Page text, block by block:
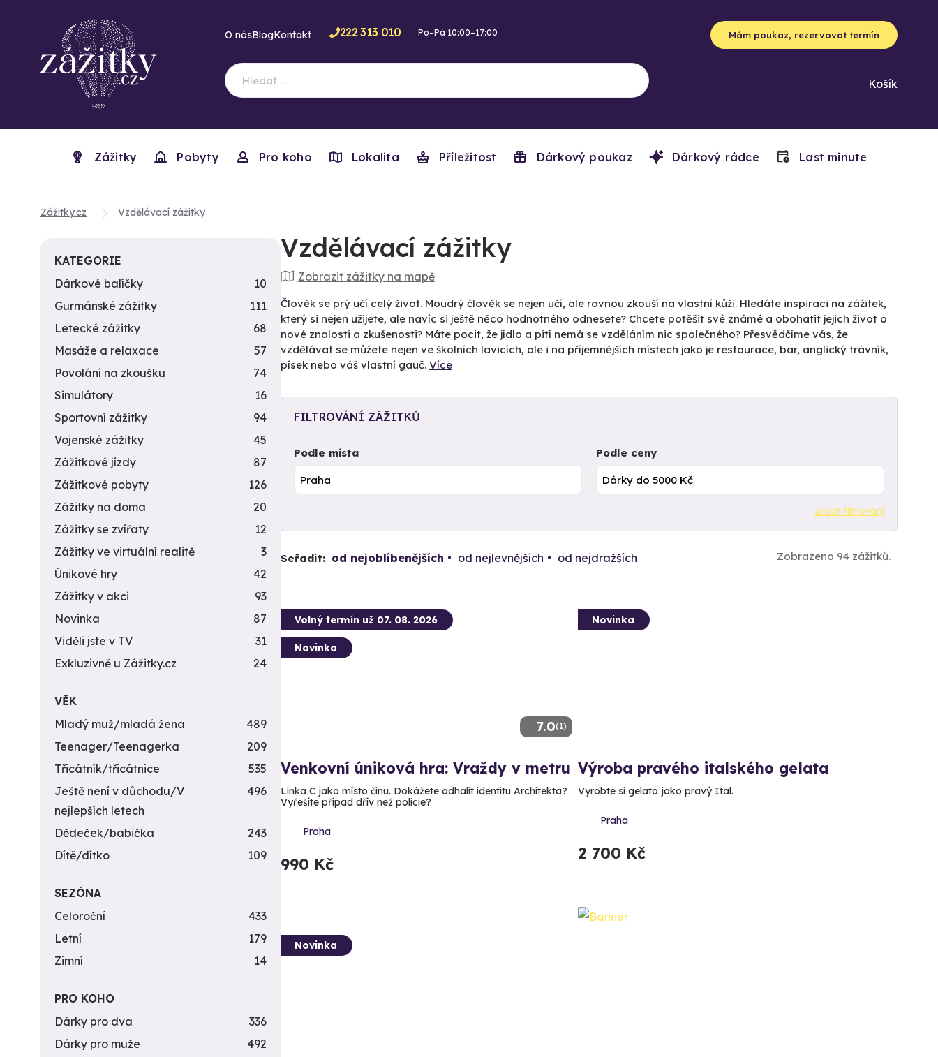
O násBlogKontakt 222 313 010 Po–Pá 10:00–17:00 Mám poukaz, rezervovat termín
Košík
Zážitky Pobyty Pro koho Lokalita Příležitost Dárkový poukaz Dárkový rádce Last minute
Zážitky.cz Vzdělávací zážitky
Vzdělávací zážitky
Zobrazit zážitky na mapě
Člověk se prý učí celý život. Moudrý člověk se nejen učí, ale rovnou zkouší na vlastní kůži. Hledáte inspiraci na zážitek,
který si nejen užijete, ale navíc si ještě něco hodnotného odnesete? Chcete potěšit své známé a obohatit jejich život o
nové znalosti a zkušenosti? Máte pocit, že jídlo a pití nemá se vzděláním nic společného? Přesvědčíme vás, že
vzdělávat se můžete nejen ve školních lavicích, ale i na příjemnějších místech jako je restaurace, bar, anglický trávník,
písek nebo váš vlastní gauč. Více
FILTROVÁNÍ ZÁŽITKŮ
Podle místa Podle ceny
Zrušit filtrování
Seřadit: od nejoblíbenějších od nejlevnějších od nejdražších Zobrazeno 94 zážitků.
7.0(1)
Volný termín už 07. 08. 2026
Novinka
Venkovní úniková hra: Vraždy v metru
Linka C jako místo činu. Dokážete odhalit identitu Architekta?
Vyřešíte případ dřív než policie?
Praha
990 Kč
Novinka
Výroba pravého italského gelata
Vyrobte si gelato jako pravý Ital.
Praha
2 700 Kč
Novinka
KATEGORIE
Dárkové balíčky
10
Gurmánské zážitky
111
Letecké zážitky
68
Masáže a relaxace
57
Povolání na zkoušku
74
Simulátory
16
Sportovní zážitky
94
Vojenské zážitky
45
Zážitkové jízdy
87
Zážitkové pobyty
126
Zážitky na doma
20
Zážitky se zvířaty
12
Zážitky ve virtuální realitě
3
Únikové hry
42
Zážitky v akci
93
Novinka
87
Viděli jste v TV
31
Exkluzivně u Zážitky.cz
24
VĚK
Mladý muž/mladá žena
489
Teenager/Teenagerka
209
Třicátník/třicátnice
535
Ještě není v důchodu/V
nejlepších letech
496
Dědeček/babička
243
Dítě/dítko
109
SEZÓNA
Celoroční
433
Letní
179
Zimní
14
PRO KOHO
Dárky pro dva
336
Dárky pro muže
492